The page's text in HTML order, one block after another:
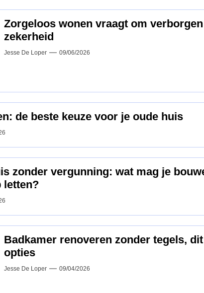
Zorgeloos wonen vraagt om verborgen
zekerheid
Jesse De Loper 09/06/2026
de beste keuze voor je oude huis
zonder vergunning: wat mag je
letten?
Badkamer renoveren zonder tegels,
opties
Jesse De Loper 09/04/2026